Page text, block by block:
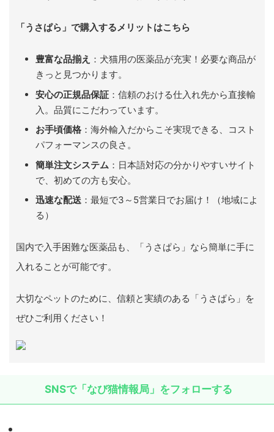
「うさぱら」で購入するメリットはこちら
豊富な品揃え ：犬猫用の医薬品が充実！必要な商品が
きっと見つかります。
安心の正規品保証 ：信頼のおける仕入れ先から直接輸
入。品質にこだわっています。
お手頃価格 ：海外輸入だからこそ実現できる、コスト
パフォーマンスの良さ。
簡単注文システム ：日本語対応の分かりやすいサイト
で、初めての方も安心。
迅速な配送 ：最短で3～5営業日でお届け！（地域によ
る）
国内で入手困難な医薬品も、「うさぱら」なら簡単に手に
入れることが可能です。
大切なペットのために、信頼と実績のある「うさぱら」を
ぜひご利用ください！
SNSで「なび猫情報局」をフォローする